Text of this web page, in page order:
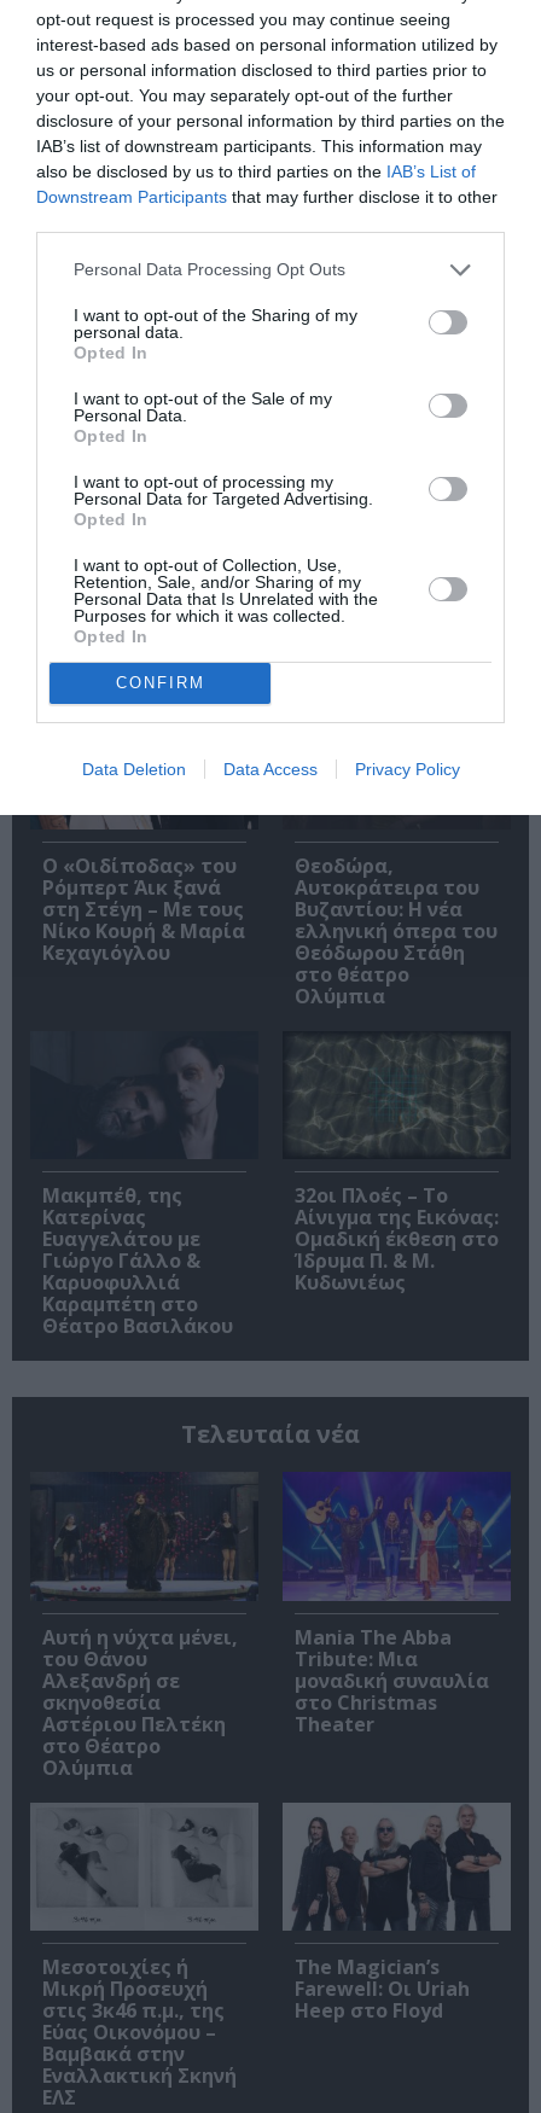
opt-out request is processed you may continue seeing
interest-based ads based on personal information utilized by
us or personal information disclosed to third parties prior to
your opt-out. You may separately opt-out of the further
disclosure of your personal information by third parties on the
IAB’s list of downstream participants. This information may
also be disclosed by us to third parties on the IAB’s List of
Downstream Participants that may further disclose it to other
Personal Data Processing Opt Outs
I want to opt-out of the Sharing of my
personal data.
Opted In
I want to opt-out of the Sale of my
Personal Data.
Opted In
I want to opt-out of processing my
Personal Data for Targeted Advertising.
Opted In
I want to opt-out of Collection, Use,
Retention, Sale, and/or Sharing of my
Personal Data that Is Unrelated with the
Purposes for which it was collected.
Opted In
CONFIRM
Data Deletion Data Access Privacy Policy
Ακολουθήστε το Culturenow.gr στο Google Newsκαι
μάθετε πρώτοι όλες τις ειδήσεις
Δείτε όλα τατελευταία νέαγια την Τέχνη και τον
Πολιτισμό στοCulturenow.gr
Νέοι Διαγωνισμοί❯
Newsletter
Κάθε βδομάδα στο e-mail σας τα τελευταία νέα για
την Τέχνη και τον Πολιτισμό!
Ακολουθήστε το Culturenow.gr
Δημοφιλή Άρθρα
O «Οιδίποδας» του
Ρόμπερτ Άικ ξανά
στη Στέγη – Με τους
Νίκο Κουρή & Μαρία
Κεχαγιόγλου
Θεοδώρα,
Αυτοκράτειρα του
Βυζαντίου: Η νέα
ελληνική όπερα του
Θεόδωρου Στάθη
στο θέατρο
Ολύμπια
Μακμπέθ, της
Κατερίνας
Ευαγγελάτου με
Γιώργο Γάλλο &
Καρυοφυλλιά
Καραμπέτη στο
Θέατρο Βασιλάκου
32οι Πλοές – Το
Αίνιγμα της Εικόνας:
Ομαδική έκθεση στο
Ίδρυμα Π. & Μ.
Κυδωνιέως
Τελευταία νέα
Αυτή η νύχτα μένει,
του Θάνου
Αλεξανδρή σε
σκηνοθεσία
Αστέριου Πελτέκη
στο Θέατρο
Ολύμπια
Mania The Abba
Tribute: Μια
μοναδική συναυλία
στο Christmas
Theater
Μεσοτοιχίες ή
Μικρή Προσευχή
στις 3κ46 π.μ., της
Εύας Οικονόμου –
Βαμβακά στην
Εναλλακτική Σκηνή
ΕΛΣ
The Magician’s
Farewell: Οι Uriah
Heep στο Floyd